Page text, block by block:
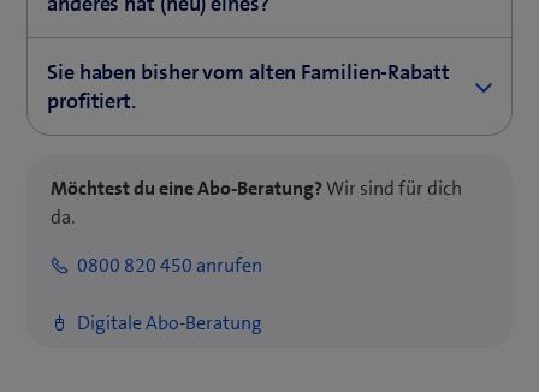
ein.
Sie haben bisher vom alten Familien-Rabatt
profitiert.
verwaltet, muss dich entfernen und neu einladen.
Möchtest du eine Abo-Beratung?Wir sind für dich
da.
0800 820 450 anrufen
Digitale Abo-Beratung